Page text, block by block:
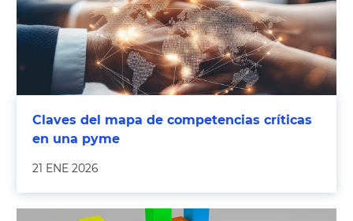
Claves del mapa de competencias críticas
en una pyme
21 ENE 2026